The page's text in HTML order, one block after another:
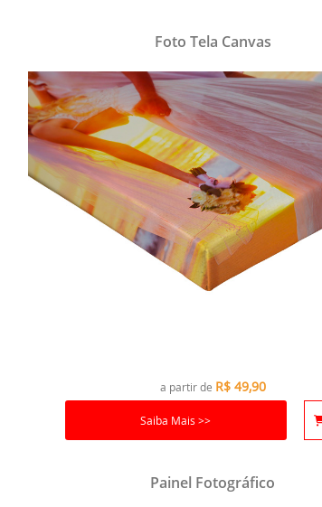
Foto Tela Canvas
a partir de R$ 49,90
Saiba Mais >>
Painel Fotográfico